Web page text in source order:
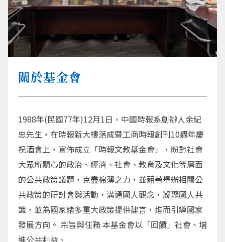
關於基金會
1988年(民國77年)12月1日，中國時報系創辦人余紀
忠先生，在時報新大樓落成暨工商時報創刊10週年慶
祝酒會上，宣佈成立「時報文教基金會」，盼對社會
大眾所關心的政治、經濟、社會、教育及文化等層面
的公共政策議題，克盡棉薄之力，並藉著舉辦相關公
共政策的研討會與活動，溝通國人觀念，凝聚國人共
識，並為國家諸多重大政策提供建言，進而引導國家
發展方向。 宗旨與任務 本基金會以「回饋」社會、增
進公共利益、...